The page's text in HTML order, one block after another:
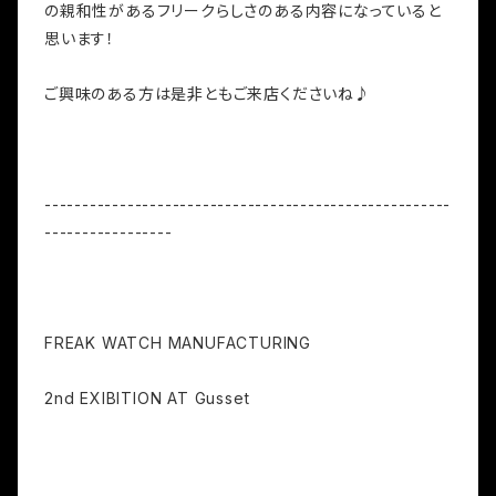
の親和性があるフリークらしさのある内容になっていると
思います！
ご興味のある方は是非ともご来店くださいね♪
------------------------------------------------------
-----------------
FREAK WATCH MANUFACTURING
2nd EXIBITION AT Gusset